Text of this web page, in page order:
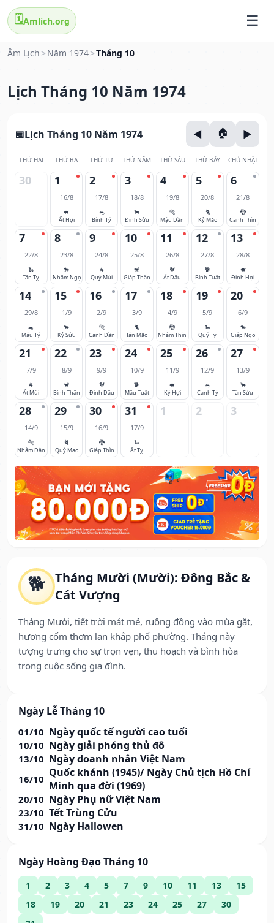
🗓️Amlich.org
Âm Lịch > Năm 1974>Tháng 10
Lịch Tháng 10 Năm 1974
🐕 Tháng Mười (Mười): Đông Bắc &
Cát Vượng
Tháng Mười, tiết trời mát mẻ, ruộng đồng vào mùa gặt,
hương cốm thơm lan khắp phố phường. Tháng này
tượng trưng cho sự trọn vẹn, thu hoạch và bình hòa
trong cuộc sống gia đình.
Ngày Lễ Tháng 10
01/10 Ngày quốc tế người cao tuổi
10/10 Ngày giải phóng thủ đô
13/10 Ngày doanh nhân Việt Nam
16/10 Quốc khánh (1945)/ Ngày Chủ tịch Hồ Chí
Minh qua đời (1969)
20/10 Ngày Phụ nữ Việt Nam
23/10 Tết Trùng Cửu
31/10 Ngày Hallowen
Ngày Hoàng Đạo Tháng 10
1 2 3 4 5 7 9 10 11 13
15
18
19 20 21 23 24 25 27
30
Lịch Tháng 10 Năm 1974
THỨ HAI THỨ BA THỨ TƯ THỨ NĂM THỨ SÁU THỨ BẢY CHỦ NHẬT
30 1
16/8
🐖
Ất Hợi
2
17/8
🐀
Bính Tý
3
18/8
🐂
Đinh Sửu
4
19/8
🐅
Mậu Dần
5
20/8
🐈
Kỷ Mão
6
21/8
🐉
Canh Thìn
7
22/8
🐍
Tân Tỵ
8
23/8
🐎
Nhâm Ngọ
9
24/8
🐐
Quý Mùi
10
25/8
🐒
Giáp Thân
11
26/8
🐓
Ất Dậu
12
27/8
🐕
Bính Tuất
13
28/8
🐖
Đinh Hợi
14
29/8
🐀
Mậu Tý
15
1/9
🐂
Kỷ Sửu
16
2/9
🐅
Canh Dần
17
3/9
🐈
Tân Mão
18
4/9
🐉
Nhâm Thìn
19
5/9
🐍
Quý Tỵ
20
6/9
🐎
Giáp Ngọ
21
7/9
🐐
Ất Mùi
22
8/9
🐒
Bính Thân
23
9/9
🐓
Đinh Dậu
24
10/9
🐕
Mậu Tuất
25
11/9
🐖
Kỷ Hợi
26
12/9
🐀
Canh Tý
27
13/9
🐂
Tân Sửu
28
14/9
🐅
Nhâm Dần
29
15/9
🐈
Quý Mão
30
16/9
🐉
Giáp Thìn
31
17/9
🐍
Ất Tỵ
1 2 3